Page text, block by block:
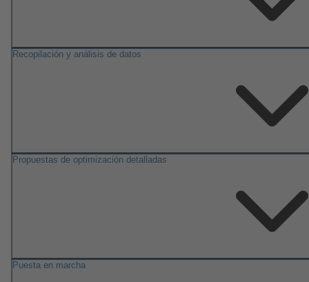
Recopilación y análisis de datos
Propuestas de optimización detalladas
Puesta en marcha